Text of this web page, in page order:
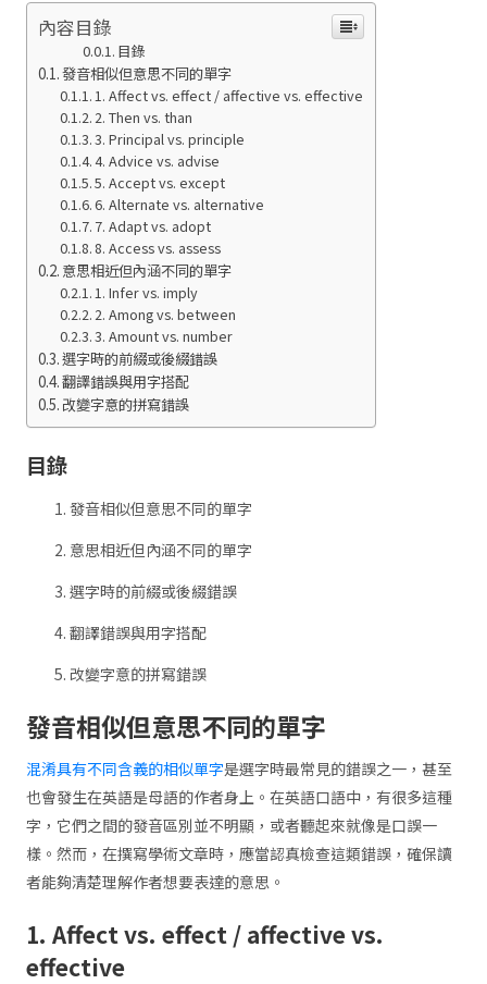
內容目錄
目錄
發音相似但意思不同的單字
1. Affect vs. effect / affective vs. effective
2. Then vs. than
3. Principal vs. principle
4. Advice vs. advise
5. Accept vs. except
6. Alternate vs. alternative
7. Adapt vs. adopt
8. Access vs. assess
意思相近但內涵不同的單字
1. Infer vs. imply
2. Among vs. between
3. Amount vs. number
選字時的前綴或後綴錯誤
翻譯錯誤與用字搭配
改變字意的拼寫錯誤
目錄
發音相似但意思不同的單字
意思相近但內涵不同的單字
選字時的前綴或後綴錯誤
翻譯錯誤與用字搭配
改變字意的拼寫錯誤
發音相似但意思不同的單字
混淆具有不同含義的相似單字是選字時最常見的錯誤之一，甚至
也會發生在英語是母語的作者身上。在英語口語中，有很多這種
字，它們之間的發音區別並不明顯，或者聽起來就像是口誤一
樣。然而，在撰寫學術文章時，應當認真檢查這類錯誤，確保讀
者能夠清楚理解作者想要表達的意思。
1. Affect vs. effect / affective vs.
effective